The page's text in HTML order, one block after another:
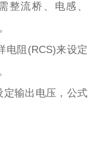
整流桥、电感、
电阻(RCS)来设定
定输出电压，公式